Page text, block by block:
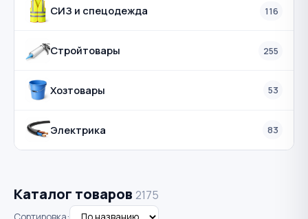
СИЗ и спецодежда 116
Стройтовары 255
Хозтовары 53
Электрика 83
Каталог товаров 2175